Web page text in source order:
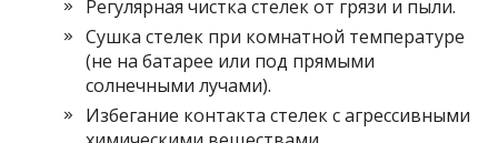
Регулярная чистка стелек от грязи и пыли.
Сушка стелек при комнатной температуре
(не на батарее или под прямыми
солнечными лучами).
Избегание контакта стелек с агрессивными